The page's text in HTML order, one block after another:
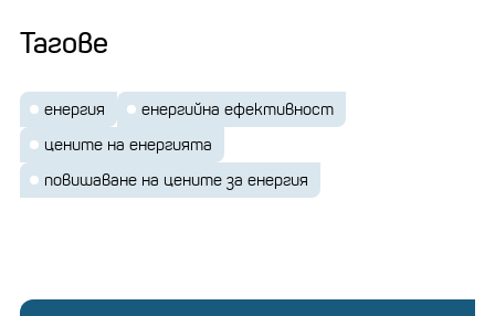
Тагове
енергия
енергийна ефективност
цените на енергията
повишаване на цените за енергия